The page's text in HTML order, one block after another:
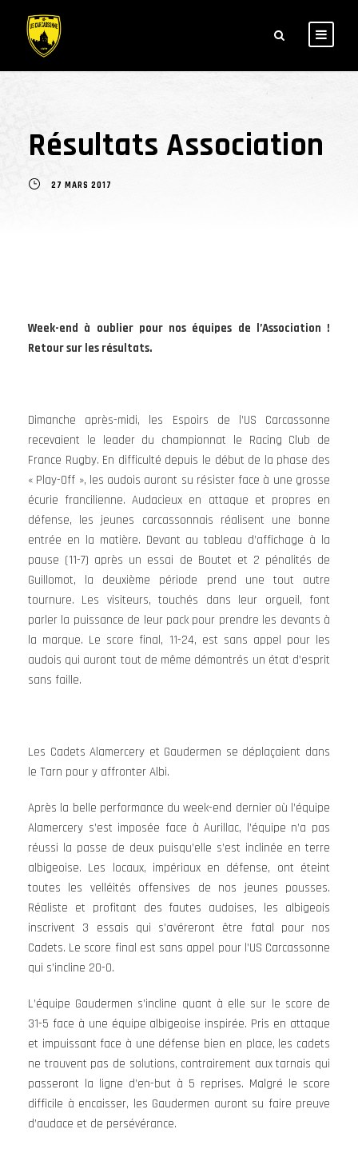
Résultats Association
27 MARS 2017
Week-end à oublier pour nos équipes de l’Association !
Retour sur les résultats.
Dimanche après-midi, les Espoirs de l’US Carcassonne
recevaient le leader du championnat le Racing Club de
France Rugby. En difficulté depuis le début de la phase des
« Play-Off », les audois auront su résister face à une grosse
écurie francilienne. Audacieux en attaque et propres en
défense, les jeunes carcassonnais réalisent une bonne
entrée en la matière. Devant au tableau d’affichage à la
pause (11-7) après un essai de Boutet et 2 pénalités de
Guillomot, la deuxième période prend une tout autre
tournure. Les visiteurs, touchés dans leur orgueil, font
parler la puissance de leur pack pour prendre les devants à
la marque. Le score final, 11-24, est sans appel pour les
audois qui auront tout de même démontrés un état d’esprit
sans faille.
Les Cadets Alamercery et Gaudermen se déplaçaient dans
le Tarn pour y affronter Albi.
Après la belle performance du week-end dernier où l’équipe
Alamercery s’est imposée face à Aurillac, l’équipe n’a pas
réussi la passe de deux puisqu’elle s’est inclinée en terre
albigeoise. Les locaux, impériaux en défense, ont éteint
toutes les velléités offensives de nos jeunes pousses.
Réaliste et profitant des fautes audoises, les albigeois
inscrivent 3 essais qui s’avéreront être fatal pour nos
Cadets. Le score final est sans appel pour l’US Carcassonne
qui s’incline 20-0.
L’équipe Gaudermen s’incline quant à elle sur le score de
31-5 face à une équipe albigeoise inspirée. Pris en attaque
et impuissant face à une défense bien en place, les cadets
ne trouvent pas de solutions, contrairement aux tarnais qui
passeront la ligne d’en-but à 5 reprises. Malgré le score
difficile à encaisser, les Gaudermen auront su faire preuve
d’audace et de persévérance.